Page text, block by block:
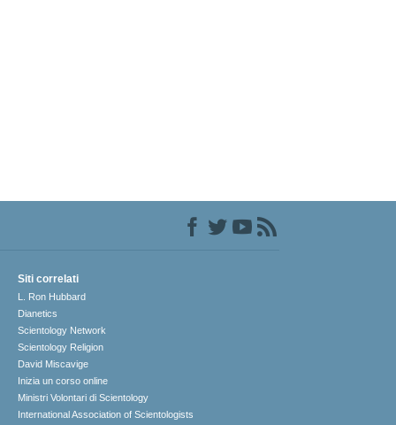
Siti correlati
L. Ron Hubbard
Dianetics
Scientology Network
Scientology Religion
David Miscavige
Inizia un corso online
Ministri Volontari di Scientology
International Association of Scientologists